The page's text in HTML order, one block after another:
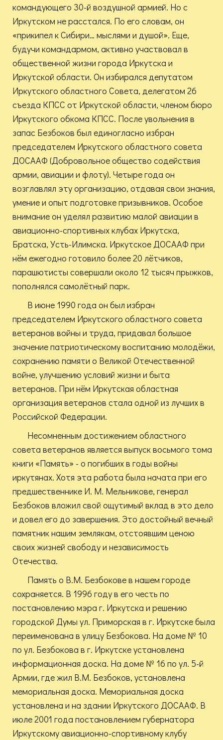
командующего 30-й воздушной армией. Но с
Иркутском не расстался. По его словам, он
«прикипел к Сибири… мыслями и душой». Еще,
будучи командармом, активно участвовал в
общественной жизни города Иркутска и
Иркутской области. Он избирался депутатом
Иркутского областного Совета, делегатом 26
съезда КПСС от Иркутской области, членом бюро
Иркутского обкома КПСС. После увольнения в
запас Безбоков был единогласно избран
председателем Иркутского областного совета
ДОСААФ (Добровольное общество содействия
армии, авиации и флоту). Четыре года он
возглавлял эту организацию, отдавая свои знания,
умение и опыт подготовке призывников. Особое
внимание он уделял развитию малой авиации в
авиационно-спортивных клубах Иркутска,
Братска, Усть-Илимска. Иркутское ДОСААФ при
нём ежегодно готовило более 20 лётчиков,
парашютисты совершали около 12 тысяч прыжков,
пополнялся самолётный парк.
В июне 1990 года он был избран
председателем Иркутского областного совета
ветеранов войны и труда, придавал большое
значение патриотическому воспитанию молодёжи,
сохранению памяти о Великой Отечественной
войне, улучшению условий жизни и быта
ветеранов. При нём Иркутская областная
организация ветеранов стала одной из лучших в
Российской Федерации.
Несомненным достижением областного
совета ветеранов является выпуск восьмого тома
книги «Память» - о погибших в годы войны
иркутянах. Хотя эта работа была начата при его
предшественнике И. М. Мельникове, генерал
Безбоков вложил свой ощутимый вклад в это дело
и довел его до завершения. Это достойный вечный
памятник нашим землякам, отстоявшим ценою
своих жизней свободу и независимость
Отечества.
Память о В.М. Безбокове в нашем городе
сохраняется. В 1996 году в его честь по
постановлению мэра г. Иркутска и решению
городской Думы ул. Приморская в г. Иркутске была
переименована в улицу Безбокова. На доме № 10
по ул. Безбокова в г. Иркутске установлена
информационная доска. На доме № 16 по ул. 5-й
Армии, где жил В.М. Безбоков, установлена
мемориальная доска. Мемориальная доска
установлена и на здании Иркутского ДОСААФ. В
июле 2001 года постановлением губернатора
Иркутскому авиационно-спортивному клубу